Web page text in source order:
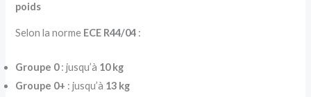
poids
Selon la norme ECE R44/04 :
Groupe 0: jusqu’à 10 kg
Groupe 0+ : jusqu’à 13 kg